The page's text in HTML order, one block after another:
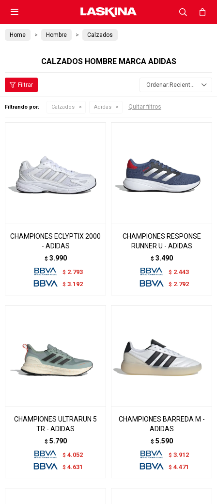

Home Hombre Calzados
CALZADOS HOMBRE MARCA ADIDAS
Recientes
Filtrando por: Calzados Adidas Quitar filtros
CHAMPIONES ECLYPTIX 2000
- ADIDAS
$ 3.990
$ 2.793
$ 3.192
CHAMPIONES RESPONSE
RUNNER U - ADIDAS
$ 3.490
$ 2.443
$ 2.792
CHAMPIONES ULTRARUN 5
TR - ADIDAS
$ 5.790
$ 4.052
$ 4.631
CHAMPIONES BARREDA M -
ADIDAS
$ 5.590
$ 3.912
$ 4.471